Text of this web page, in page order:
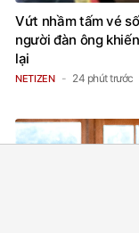
Vứt nhầm tấm vé
người đàn ông
lại
NETIZEN 24 phút trước